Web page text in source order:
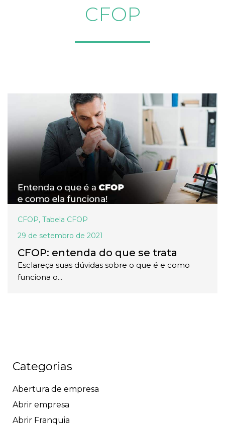
CFOP
CFOP, Tabela CFOP
29 de setembro de 2021
CFOP: entenda do que se trata
Esclareça suas dúvidas sobre o que é e como
funciona o...
Categorias
Abertura de empresa
Abrir empresa
Abrir Franquia